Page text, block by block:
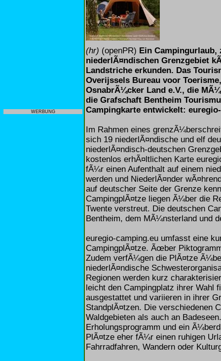
WERBUNG
(hr) (openPR) Ein Campingurlaub,
niederlÃ¤ndischen Grenzgebiet
Landstriche erkunden. Das
Overijssels Bureau voor
OsnabrÃ¼cker Land e.V., die
die Grafschaft Bentheim
Campingkarte entwickelt:
Im Rahmen eines
sich 19 niederlÃ¤ndische und elf
niederlÃ¤ndisch-deutschen
kostenlos erhÃ¤ltlichen Karte
fÃ¼r einen Aufenthalt auf einem
werden und NiederlÃ¤nder
auf deutscher Seite der Grenze
CampingplÃ¤tze liegen Ã¼ber die
Twente verstreut. Die deutschen
Bentheim, dem MÃ¼nsterland und
euregio-camping.eu umfasst eine
CampingplÃ¤tze. Ãœber
Zudem verfÃ¼gen die PlÃ¤tze
niederlÃ¤ndische
Regionen werden kurz
leicht den Campingplatz ihrer Wahl
ausgestattet und variieren in ihrer
StandplÃ¤tzen. Die verschiedenen
Waldgebieten als auch an
Erholungsprogramm und ein
PlÃ¤tze eher fÃ¼r einen ruhigen
Fahrradfahren, Wandern oder